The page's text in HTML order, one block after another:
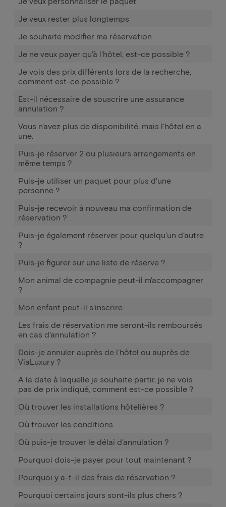
Je veux rester plus longtemps
Je souhaite modifier ma réservation
Je ne veux payer qu'à l'hôtel, est-ce possible ?
Je vois des prix différents lors de la recherche,
comment est-ce possible ?
Est-il nécessaire de souscrire une assurance
annulation ?
Vous n'avez plus de disponibilité, mais l'hôtel en a
une.
Puis-je réserver 2 ou plusieurs arrangements en
même temps ?
Puis-je utiliser un paquet pour plus d'une
personne ?
Puis-je recevoir à nouveau ma confirmation de
réservation ?
Puis-je également réserver pour quelqu'un d'autre
?
Puis-je figurer sur une liste de réserve ?
Mon animal de compagnie peut-il m'accompagner
?
Mon enfant peut-il s'inscrire
Les frais de réservation me seront-ils remboursés
en cas d'annulation ?
Dois-je annuler auprès de l'hôtel ou auprès de
ViaLuxury ?
A la date à laquelle je souhaite partir, je ne vois
pas de prix indiqué, comment est-ce possible ?
Où trouver les installations hôtelières ?
Où trouver les conditions
Où puis-je trouver le délai d'annulation ?
Pourquoi dois-je payer pour tout maintenant ?
Pourquoi y a-t-il des frais de réservation ?
Pourquoi certains jours sont-ils plus chers ?